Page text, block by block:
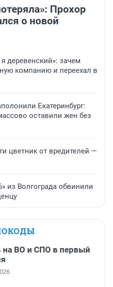
Прохор
о новой
деревенский»: зачем
компанию и переехал в
Екатеринбург:
оставили жен без
цветник от вредителей —
из Волгограда обвинили
на ВО и СПО в первый